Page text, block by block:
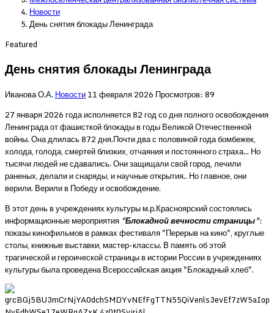
Новости
День снятия блокады Ленинграда
Featured
День снятия блокады Ленинграда
Иванова О.А. Новости11 февраля 2026 Просмотров: 89
27 января 2026 года исполняется 82 год со дня полного освобождения
Ленинграда от фашисткой блокады в годы Великой Отечественной
войны. Она длилась 872 дня.Почти два с половиной года бомбежек,
холода, голода, смертей близких, отчаяния и постоянного страха… Но
тысячи людей не сдавались. Они защищали свой город, лечили
раненых, делали и снаряды, и научные открытия.. Но главное, они
верили. Верили в Победу и освобождение.
В этот день в учреждениях культуры м.р.Красноярский состоялись
информационные мероприятия "Блокадной вечности страницы":
показы кинофильмов в рамках фестиваля "Перерыв на кино", круглые
столы, книжные выставки, мастер-классы. В память об этой
трагической и героической страницы в истории России в учреждениях
культуры была проведена Всероссийская акция "Блокадный хлеб".